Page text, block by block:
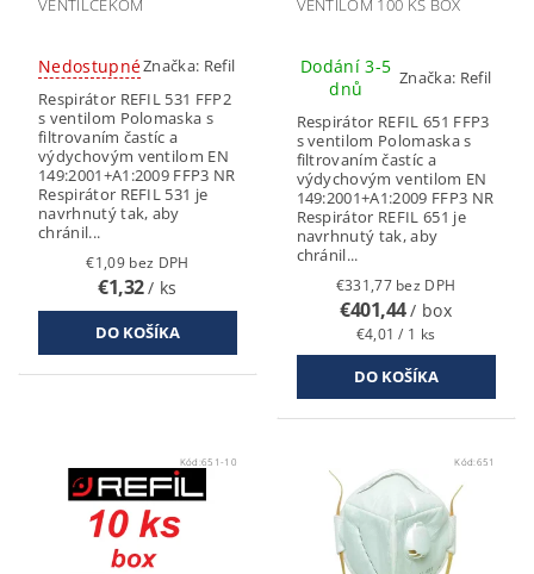
VENTILČEKOM
NedostupnéZnačka: Refil
Respirátor REFIL 531 FFP2
s ventilom Polomaska s
filtrovaním častíc a
výdychovým ventilom EN
149:2001+A1:2009 FFP3 NR
Respirátor REFIL 531 je
navrhnutý tak, aby
chránil...
€1,09 bez DPH
€1,32/ ks
VENTILOM 100 KS BOX
Dodání 3-5
dnů
Značka: Refil
Respirátor REFIL 651 FFP3
s ventilom Polomaska s
filtrovaním častíc a
výdychovým ventilom EN
149:2001+A1:2009 FFP3 NR
Respirátor REFIL 651 je
navrhnutý tak, aby
chránil...
€331,77 bez DPH
€401,44/ box
€4,01 / 1 ks
Kód:651-10 Kód: 651